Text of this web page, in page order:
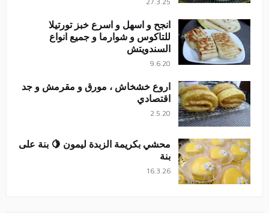
انجح و اسهل و اسرع خبز تورتيلا
للتاكوس و شوارما و جميع انواع
السندويتش
9.6.20
اروع خشخاش ، مورق و مقرمش و جد
اقتصادي
2.5.20
محشي بكريمة الزبدة ليمون 🍋 بنة على
بنة
16.3.26